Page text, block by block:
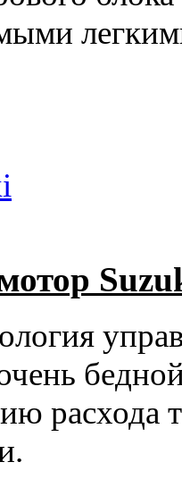
расхода